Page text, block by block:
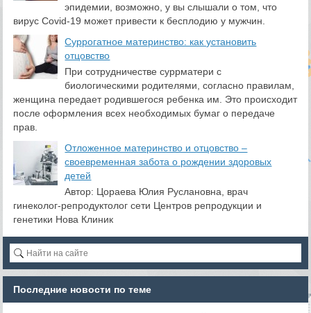
эпидемии, возможно, у вы слышали о том, что
вирус Covid-19 может привести к бесплодию у мужчин.
Суррогатное материнство: как установить
отцовство
При сотрудничестве суррматери с
биологическими родителями, согласно правилам,
женщина передает родившегося ребенка им. Это происходит
после оформления всех необходимых бумаг о передаче
прав.
Отложенное материнство и отцовство –
своевременная забота о рождении здоровых
детей
Автор: Цораева Юлия Руслановна, врач
гинеколог-репродуктолог сети Центров репродукции и
генетики Нова Клиник
Последние новости по теме